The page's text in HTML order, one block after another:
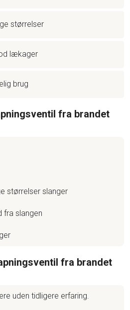
størrelser
lækager
brug
fra brandet
størrelser slanger
fra slangen
fra brandet
uden tidligere erfaring.